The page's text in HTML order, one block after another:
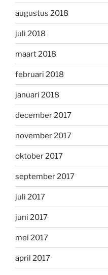
augustus 2018
juli 2018
maart 2018
februari 2018
januari 2018
december 2017
november 2017
oktober 2017
september 2017
juli 2017
juni 2017
mei 2017
april 2017